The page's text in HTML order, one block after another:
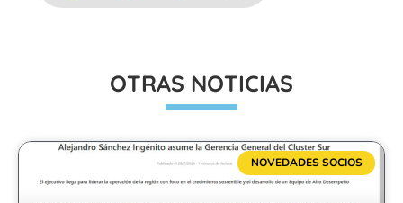
OTRAS NOTICIAS
NOVEDADES SOCIOS